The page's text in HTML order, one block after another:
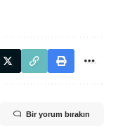
Bir yorum bırakın